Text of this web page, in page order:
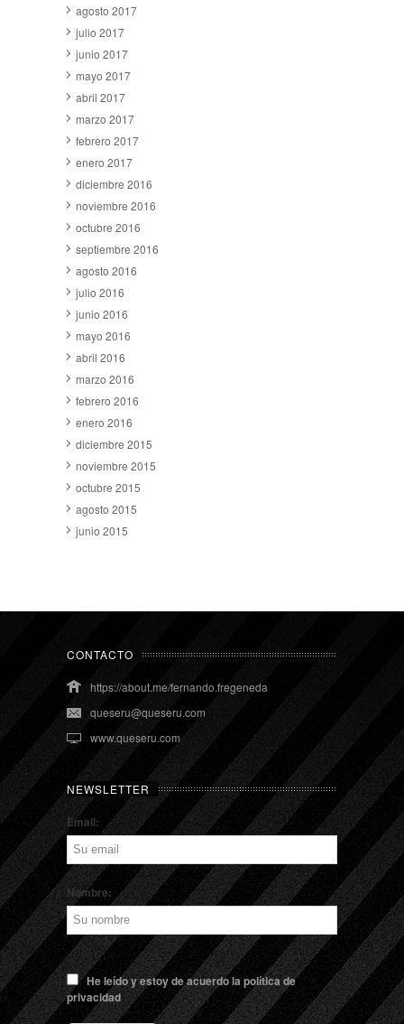
agosto 2017
julio 2017
junio 2017
mayo 2017
abril 2017
marzo 2017
febrero 2017
enero 2017
diciembre 2016
noviembre 2016
octubre 2016
septiembre 2016
agosto 2016
julio 2016
junio 2016
mayo 2016
abril 2016
marzo 2016
febrero 2016
enero 2016
diciembre 2015
noviembre 2015
octubre 2015
agosto 2015
junio 2015
CONTACTO
https://about.me/fernando.fregeneda
queseru@queseru.com
www.queseru.com
NEWSLETTER
Email:
Nombre:
He leído y estoy de acuerdo la política de
privacidad